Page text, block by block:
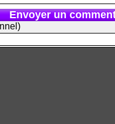
Envoyer un